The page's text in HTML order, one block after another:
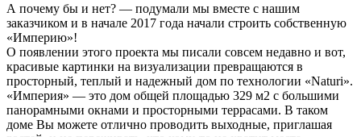
А почему бы и нет? — подумали мы вместе с нашим
заказчиком и в начале 2017 года начали строить собственную
«Империю»!
О появлении этого проекта мы писали совсем недавно и вот,
красивые картинки на визуализации превращаются в
просторный, теплый и надежный дом по технологии «Naturi».
«Империя» — это дом общей площадью 329 м2 с большими
панорамными окнами и просторными террасами. В таком
доме Вы можете отлично проводить выходные, приглашая